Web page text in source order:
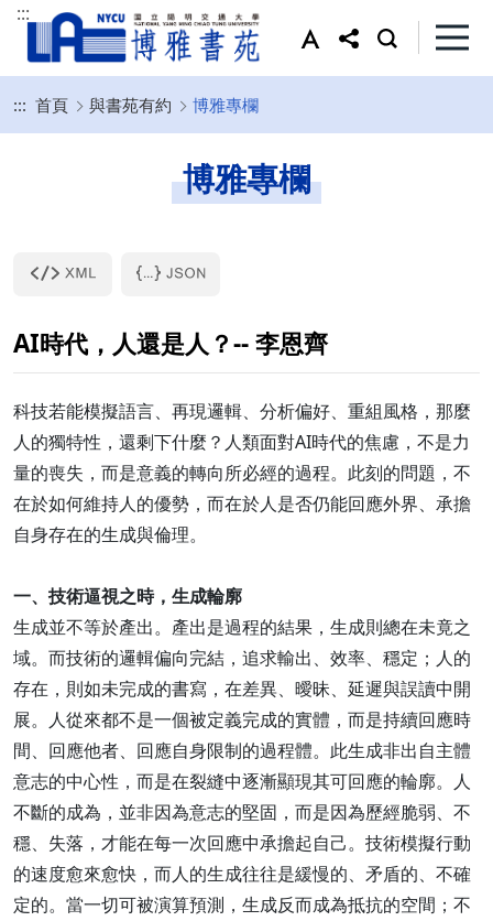
:::
::: 首頁 與書苑有約 博雅專欄
博雅專欄
AI時代，人還是人？-- 李恩齊
科技若能模擬語言、再現邏輯、分析偏好、重組風格，那麼
人的獨特性，還剩下什麼？人類面對AI時代的焦慮，不是力
量的喪失，而是意義的轉向所必經的過程。此刻的問題，不
在於如何維持人的優勢，而在於人是否仍能回應外界、承擔
自身存在的生成與倫理。
一、技術逼視之時，生成輪廓
生成並不等於產出。產出是過程的結果，生成則總在未竟之
域。而技術的邏輯偏向完結，追求輸出、效率、穩定；人的
存在，則如未完成的書寫，在差異、曖昧、延遲與誤讀中開
展。人從來都不是一個被定義完成的實體，而是持續回應時
間、回應他者、回應自身限制的過程體。此生成非出自主體
意志的中心性，而是在裂縫中逐漸顯現其可回應的輪廓。人
不斷的成為，並非因為意志的堅固，而是因為歷經脆弱、不
穩、失落，才能在每一次回應中承擔起自己。技術模擬行動
的速度愈來愈快，而人的生成往往是緩慢的、矛盾的、不確
定的。當一切可被演算預測，生成反而成為抵抗的空間；不